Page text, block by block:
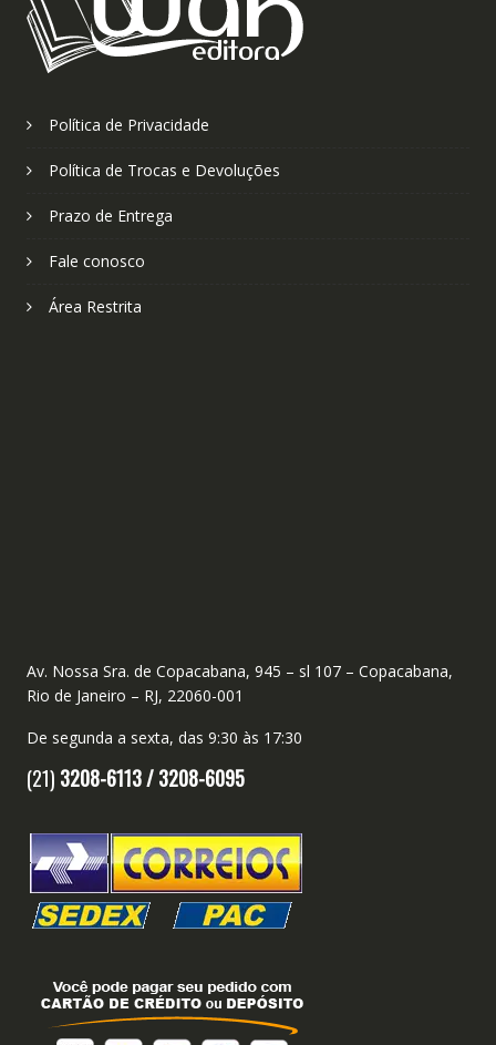
Política de Privacidade
Política de Trocas e Devoluções
Prazo de Entrega
Fale conosco
Área Restrita
Av. Nossa Sra. de Copacabana, 945 – sl 107 – Copacabana,
Rio de Janeiro – RJ, 22060-001
De segunda a sexta, das 9:30 às 17:30
(21) 3208-6113 /3208-6095